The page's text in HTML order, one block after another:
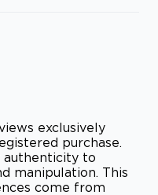
exclusively
purchase.
authenticity to
manipulation. This
come from